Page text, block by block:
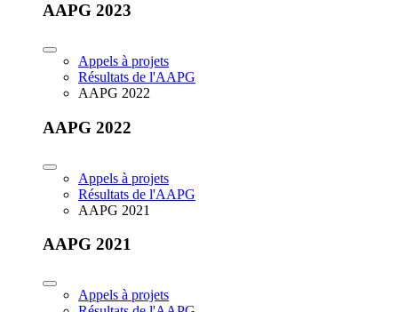
AAPG 2023
Appels à projets
Résultats de l'AAPG
AAPG 2022
AAPG 2022
Appels à projets
Résultats de l'AAPG
AAPG 2021
AAPG 2021
Appels à projets